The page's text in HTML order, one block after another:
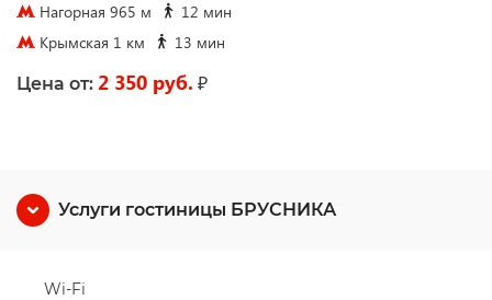
Нагорная 965 м
12 мин
Крымская 1 км
13 мин
Цена от: 2 350 руб. ₽
Услуги гостиницы БРУСНИКА
Wi-Fi